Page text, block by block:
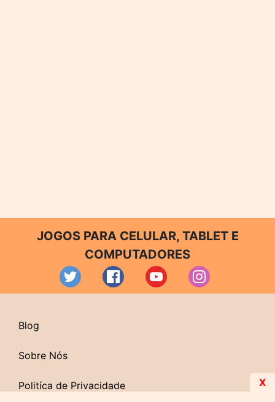
JOGOS PARA CELULAR, TABLET E
COMPUTADORES
Blog
Sobre Nós
Politíca de Privacidade X